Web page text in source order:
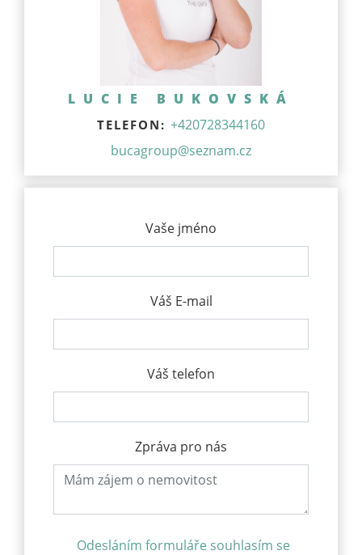
LUCIE BUKOVSKÁ
TELEFON: +420728344160
bucagroup@seznam.cz
Vaše jméno
Váš E-mail
Váš telefon
Zpráva pro nás
Odesláním formuláře souhlasím se